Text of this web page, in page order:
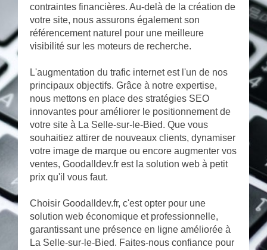
contraintes financières. Au-delà de la création de
votre site, nous assurons également son
référencement naturel pour une meilleure
visibilité sur les moteurs de recherche.
L'augmentation du trafic internet est l'un de nos
principaux objectifs. Grâce à notre expertise,
nous mettons en place des stratégies SEO
innovantes pour améliorer le positionnement de
votre site à La Selle-sur-le-Bied. Que vous
souhaitiez attirer de nouveaux clients, dynamiser
votre image de marque ou encore augmenter vos
ventes, Goodalldev.fr est la solution web à petit
prix qu'il vous faut.
Choisir Goodalldev.fr, c'est opter pour une
solution web économique et professionnelle,
garantissant une présence en ligne améliorée à
La Selle-sur-le-Bied. Faites-nous confiance pour